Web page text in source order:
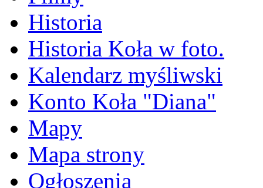
Historia
Historia Koła w foto.
Kalendarz myśliwski
Konto Koła "Diana"
Mapy
Mapa strony
Ogłoszenia